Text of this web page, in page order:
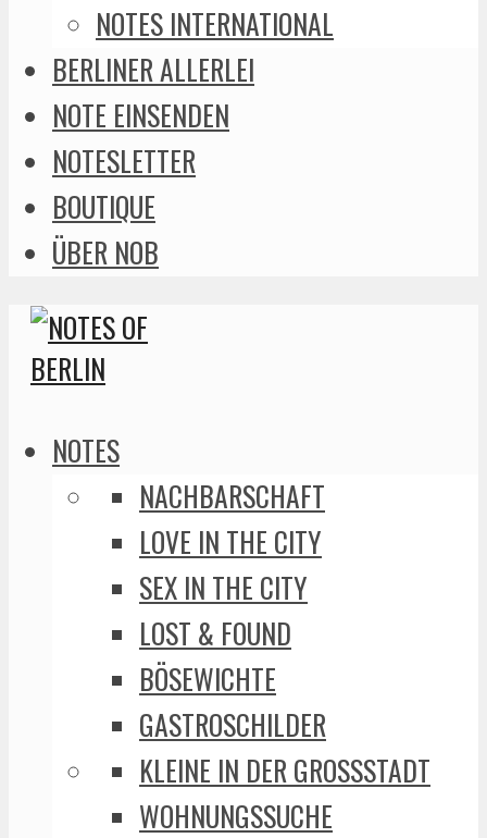
NOTES INTERNATIONAL
BERLINER ALLERLEI
NOTE EINSENDEN
NOTESLETTER
BOUTIQUE
ÜBER NOB
NOTES
NACHBARSCHAFT
LOVE IN THE CITY
SEX IN THE CITY
LOST & FOUND
BÖSEWICHTE
GASTROSCHILDER
KLEINE IN DER GROSSSTADT
WOHNUNGSSUCHE